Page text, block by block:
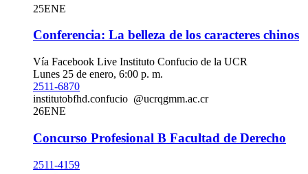
25ENE
Conferencia: La belleza de los caracteres chinos
Vía Facebook Live Instituto Confucio de la UCR
Lunes 25 de enero, 6:00 p. m.
2511-6870
institutobfhd.confucio @ucrqgmm.ac.cr
26ENE
Concurso Profesional B Facultad de Derecho
2511-4159